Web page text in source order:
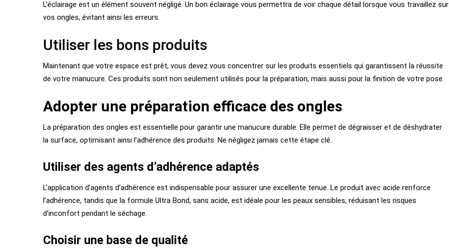
L’éclairage est un élément souvent négligé. Un bon éclairage vous permettra de voir chaque détail lorsque vous travaillez sur
vos ongles, évitant ainsi les erreurs.
Utiliser les bons produits
Maintenant que votre espace est prêt, vous devez vous concentrer sur les produits essentiels qui garantissent la réussite
de votre manucure. Ces produits sont non seulement utilisés pour la préparation, mais aussi pour la finition de votre pose.
Adopter une préparation efficace des ongles
La préparation des ongles est essentielle pour garantir une manucure durable. Elle permet de dégraisser et de déshydrater
la surface, optimisant ainsi l’adhérence des produits. Ne négligez jamais cette étape clé.
Utiliser des agents d’adhérence adaptés
L’application d’agents d’adhérence est indispensable pour assurer une excellente tenue. Le produit avec acide renforce
l’adhérence, tandis que la formule Ultra Bond, sans acide, est idéale pour les peaux sensibles, réduisant les risques
d’inconfort pendant le séchage.
Choisir une base de qualité